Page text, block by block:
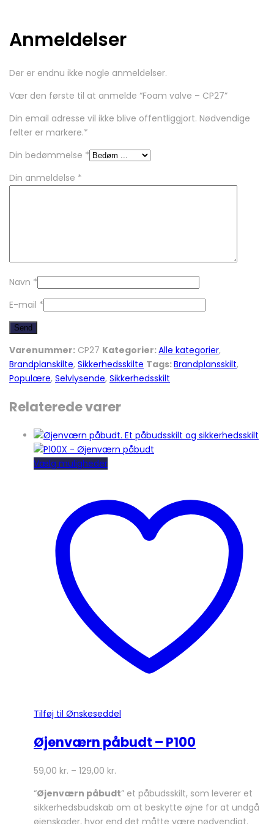
Anmeldelser
Der er endnu ikke nogle anmeldelser.
Vær den første til at anmelde “Foam valve – CP27”
Din email adresse vil ikke blive offentliggjort. Nødvendige
felter er markere.*
Din bedømmelse *
Din anmeldelse *
Navn *
E-mail *
Varenummer: CP27 Kategorier:Alle kategorier,
Brandplanskilte, Sikkerhedsskilte Tags:Brandplansskilt,
Populære, Selvlysende, Sikkerhedsskilt
Relaterede varer
Vælg mulighederDette
flere
varianter.
Mulighederne
Tilføj til Ønskeseddel
Øjenværn påbudt – P100
59,00 kr. – 129,00 kr.
“Øjenværn påbudt” et påbudsskilt, som leverer et
sikkerhedsbudskab om at beskytte øjne for at undgå
øjenskader, hvor end det måtte være nødvendigt.